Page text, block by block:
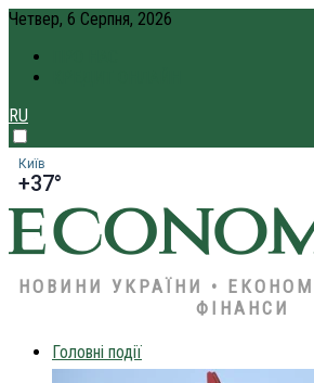
Четвер, 6 Серпня, 2026
RU
Київ
+37°
НОВИНИ УКРАЇНИ •
ФІНАНСИ
Головні події